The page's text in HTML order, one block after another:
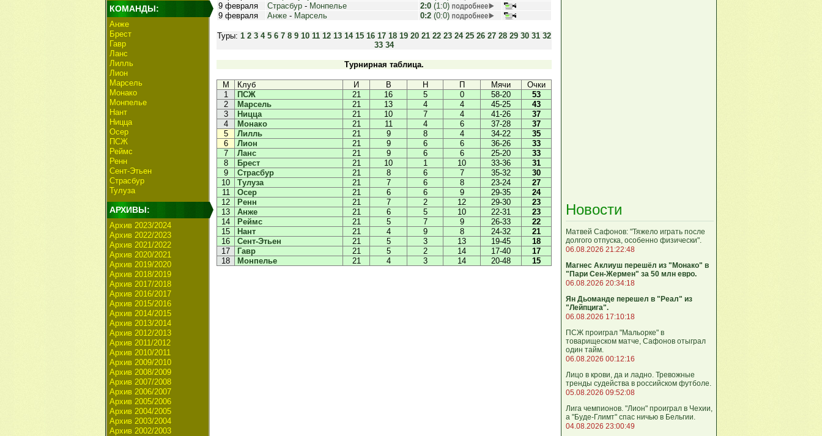
КОМАНДЫ:
Анже
Брест
Гавр
Ланс
Лилль
Лион
Марсель
Монако
Монпелье
Нант
Ницца
Осер
ПСЖ
Реймс
Ренн
Сент-Этьен
Страсбур
Тулуза
АРХИВЫ:
Архив 2023/2024
Архив 2022/2023
Архив 2021/2022
Архив 2020/2021
Архив 2019/2020
Архив 2018/2019
Архив 2017/2018
Архив 2016/2017
Архив 2015/2016
Архив 2014/2015
Архив 2013/2014
Архив 2012/2013
Архив 2011/2012
Архив 2010/2011
Архив 2009/2010
Архив 2008/2009
Архив 2007/2008
Архив 2006/2007
Архив 2005/2006
Архив 2004/2005
Архив 2003/2004
Архив 2002/2003
9 февраля
Страсбур - Монпелье 2:0 (1:0)
9 февраля
Анже - Марсель 0:2 (0:0)
Туры: 1 2 3 4 5 6 7 8 9 10 11 12 13 14 15 16 17 18 19 20 21 22 23 24 25 26 27 28 29 30 31 32
33 34
Турнирная таблица.
М Клуб И В Н П Мячи
Очки
1
ПСЖ 21 16 5 0 58-20
53
2
Марсель 21 13 4 4 45-25
43
3
Ницца 21 10 7 4 41-26
37
4
Монако 21 11 4 6 37-28
37
5
Лилль 21 9 8 4 34-22
35
6
Лион 21 9 6 6 36-26
33
7
Ланс 21 9 6 6 25-20
33
8
Брест 21 10 1 10 33-36
31
9
Страсбур 21 8 6 7 35-32
30
10
Тулуза 21 7 6 8 23-24
27
11
Осер 21 6 6 9 29-35
24
12
Ренн 21 7 2 12 29-30
23
13
Анже 21 6 5 10 22-31
23
14
Реймс 21 5 7 9 26-33
22
15
Нант 21 4 9 8 24-32
21
16
Сент-Этьен 21 5 3 13 19-45
18
17
Гавр 21 5 2 14 17-40
17
18
Монпелье 21 4 3 14 20-48 15
Новости
Матвей Сафонов: "Тяжело играть после
долгого отпуска, особенно физически".
06.08.2026 21:22:48
Магнес Аклиуш перешёл из "Монако" в
"Пари Сен-Жермен" за 50 млн евро.
06.08.2026 20:34:18
Ян Дьоманде перешел в "Реал" из
"Лейпцига".
06.08.2026 17:10:18
ПСЖ проиграл "Мальорке" в
товарищеском матче, Сафонов отыграл
один тайм.
06.08.2026 00:12:16
Лицо в крови, да и ладно. Тревожные
тренды судейства в российском футболе.
05.08.2026 09:52:08
Лига чемпионов. "Лион" проиграл в Чехии,
а "Буде-Глимт" спас ничью в Бельгии.
04.08.2026 23:00:49